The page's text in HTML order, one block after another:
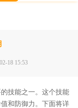
18 15:53
技能之一。这个技能
和防御力。下面将详